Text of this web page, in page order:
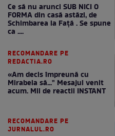
Ce să nu arunci SUB NICI O
FORMA din casă astăzi, de
Schimbarea la Față . Se spune
ca ....
RECOMANDARE PE
REDACTIA.RO
«Am decis împreună cu
Mirabela să..." Mesajul venit
acum. Mii de reactii INSTANT
RECOMANDARE PE
JURNALUL.RO